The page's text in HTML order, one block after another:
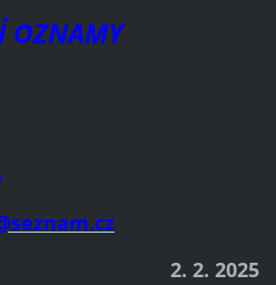
OZNAMY
2. 2. 2025